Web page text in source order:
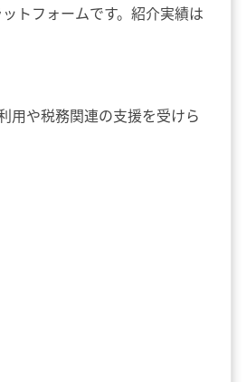
トフォームです。紹介実績は
用や税務関連の支援を受けら